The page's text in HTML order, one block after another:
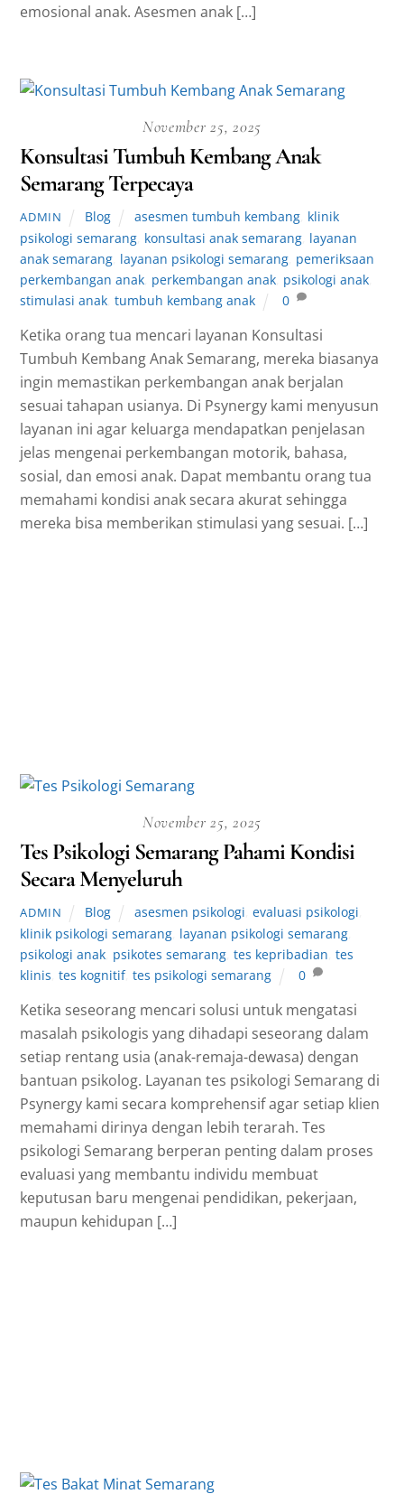
emosional anak. Asesmen anak […]
November 25, 2025
Konsultasi Tumbuh Kembang Anak
Semarang Terpecaya
ADMIN Blog asesmen tumbuh kembang, klinik
psikologi semarang konsultasi anak semarang layanan
anak semarang layanan psikologi semarang pemeriksaan
perkembangan anak perkembangan anak psikologi anak
stimulasi anak ,tumbuh kembang anak 0
Ketika orang tua mencari layanan Konsultasi
Tumbuh Kembang Anak Semarang, mereka biasanya
ingin memastikan perkembangan anak berjalan
sesuai tahapan usianya. Di Psynergy kami menyusun
layanan ini agar keluarga mendapatkan penjelasan
jelas mengenai perkembangan motorik, bahasa,
sosial, dan emosi anak. Dapat membantu orang tua
memahami kondisi anak secara akurat sehingga
mereka bisa memberikan stimulasi yang sesuai. […]
November 25, 2025
Tes Psikologi Semarang Pahami Kondisi
Secara Menyeluruh
ADMIN Blog asesmen psikologi evaluasi psikologi
klinik psikologi semarang layanan psikologi semarang
psikologi anak psikotes semarang ,tes kepribadian ,tes
klinis ,tes kognitif,tes psikologi semarang 0
Ketika seseorang mencari solusi untuk mengatasi
masalah psikologis yang dihadapi seseorang dalam
setiap rentang usia (anak-remaja-dewasa) dengan
bantuan psikolog. Layanan tes psikologi Semarang di
Psynergy kami secara komprehensif agar setiap klien
memahami dirinya dengan lebih terarah. Tes
psikologi Semarang berperan penting dalam proses
evaluasi yang membantu individu membuat
keputusan baru mengenai pendidikan, pekerjaan,
maupun kehidupan […]